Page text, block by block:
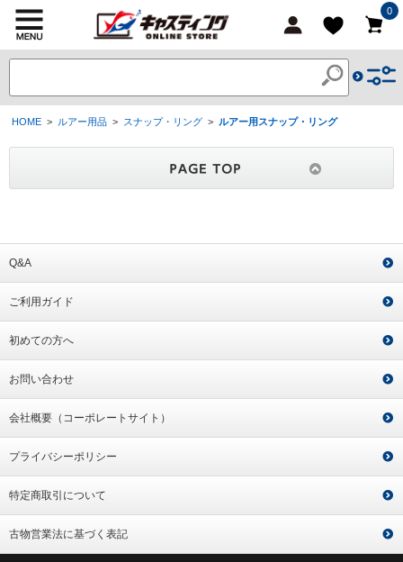
0
HOME > ルアー用品 > スナップ・リング > ルアー用スナップ・リング
Q&A
ご利用ガイド
初めての方へ
お問い合わせ
会社概要（コーポレートサイト）
プライバシーポリシー
特定商取引について
古物営業法に基づく表記